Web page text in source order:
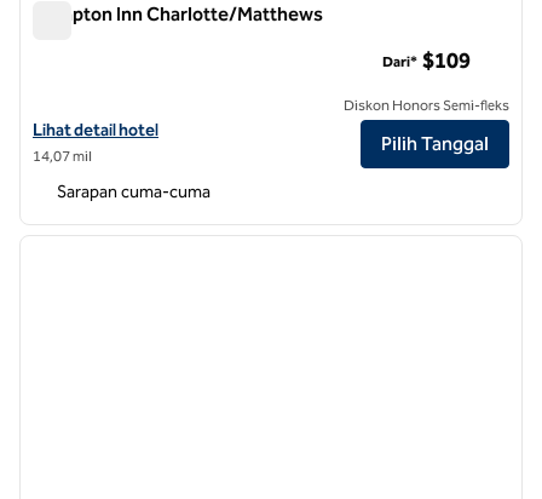
Hampton Inn Charlotte/Matthews
Lihat detail hotel untuk Hampton Inn Charlotte/Matthews
Lihat detail hotel
14,07 mil
Dari* $109
Diskon Honors Semi-fleks
Pilih Tanggal
Sarapan cuma-cuma
1 dari 12